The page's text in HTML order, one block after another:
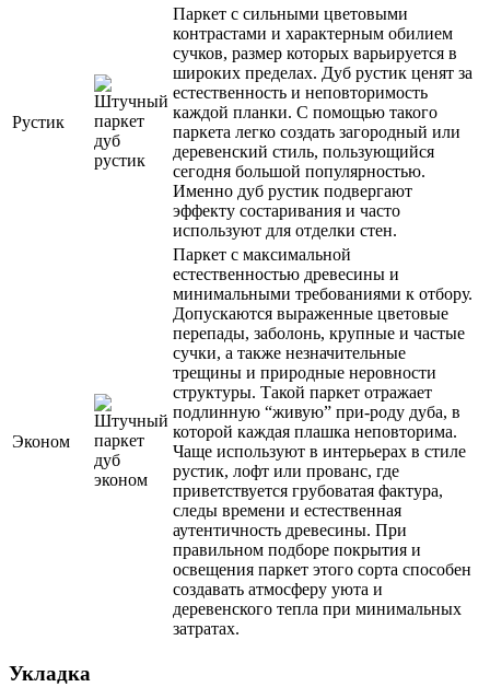
Рустик
Паркет с сильными цветовыми
контрастами и характерным обилием
сучков, размер которых варьируется в
широких пределах. Дуб рустик ценят за
естественность и неповторимость
каждой планки. С помощью такого
паркета легко создать загородный или
деревенский стиль, пользующийся
сегодня большой популярностью.
Именно дуб рустик подвергают
эффекту состаривания и часто
используют для отделки стен.
Эконом
Паркет с максимальной
естественностью древесины и
минимальными требованиями к отбору.
Допускаются выраженные цветовые
перепады, заболонь, крупные и частые
сучки, а также незначительные
трещины и природные неровности
структуры. Такой паркет отражает
подлинную “живую” при-роду дуба, в
которой каждая плашка неповторима.
Чаще используют в интерьерах в стиле
рустик, лофт или прованс, где
приветствуется грубоватая фактура,
следы времени и естественная
аутентичность древесины. При
правильном подборе покрытия и
освещения паркет этого сорта способен
создавать атмосферу уюта и
деревенского тепла при минимальных
затратах.
Укладка